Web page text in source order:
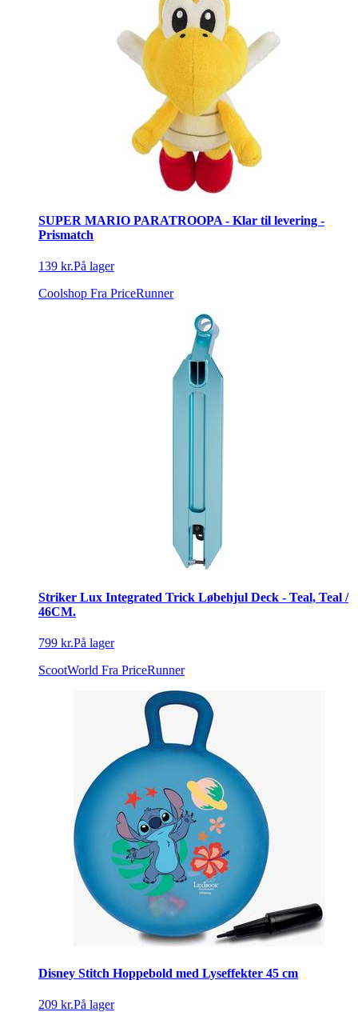
SUPER MARIO PARATROOPA - Klar til levering -
Prismatch
139 kr.På lager
Coolshop Fra PriceRunner
Striker Lux Integrated Trick Løbehjul Deck - Teal, Teal /
46CM.
799 kr.På lager
ScootWorld Fra PriceRunner
Disney Stitch Hoppebold med Lyseffekter 45 cm
209 kr.På lager